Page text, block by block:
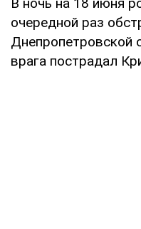
очередной раз
Днепропетровской
врага пострадал